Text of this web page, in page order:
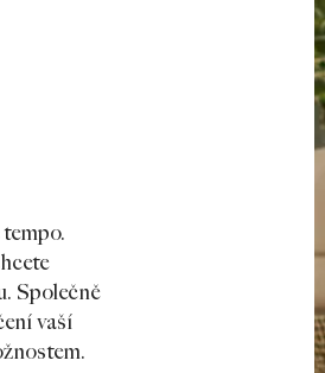
Společně
vaší